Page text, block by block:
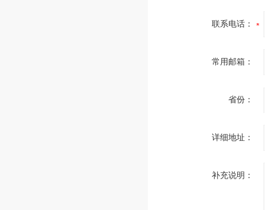
联系电话：
常用邮箱：
省份：
详细地址：
补充说明：